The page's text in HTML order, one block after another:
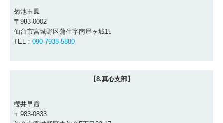
菊池玉鳳
〒983-0002
仙台市宮城野区蒲生字南屋ヶ城15
TEL： 090-7938-5880
【8.真心支部】
櫻井早霞
〒983-0833